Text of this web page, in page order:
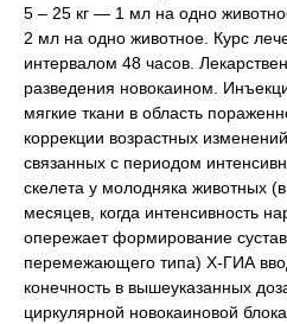
5 – 25 кг — 1 мл на одно
2 мл на одно животное. Курс
интервалом 48 часов.
разведения новокаином.
мягкие ткани в область
коррекции возрастных
связанных с периодом
скелета у молодняка животных
месяцев, когда интенсивность
опережает формирование
перемежающего типа) Х-ГИА
конечность в вышеуказанных
циркулярной новокаиновой